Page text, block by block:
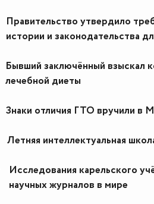
Правительство утвердило
истории и законодательства
Бывший заключённый
лечебной диеты
Знаки отличия ГТО вручили в
Летняя интеллектуальная
Исследования карельского
научных журналов в мире